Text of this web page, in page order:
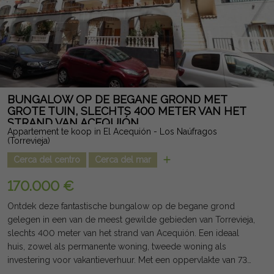
Costa en Torrevieja, die op slechts enkele minuten afstand
liggen, op te geven. Een woning met een modern ontwerp,
uitstekende afwerkingen en een bevoorrechte locatie die alle
kwaliteiten samenbrengt om te genieten van de authentieke
mediterrane levensstijl. Juridische opmerking: kosten en
belastingen zijn niet inbegrepen. De verstrekte informatie is
indicatief en niet juridisch bindend en kan fouten bevatten.
BUNGALOW OP DE BEGANE GROND MET
GROTE TUIN, SLECHTS 400 METER VAN HET
STRAND VAN ACEQUIÓN
Appartement te koop in El Acequión - Los Naúfragos
(Torrevieja)
Cerca del centro
Cerca del mar
170.000 €
Ontdek deze fantastische bungalow op de begane grond
gelegen in een van de meest gewilde gebieden van Torrevieja,
slechts 400 meter van het strand van Acequión. Een ideaal
huis, zowel als permanente woning, tweede woning als
investering voor vakantieverhuur. Met een oppervlakte van 73